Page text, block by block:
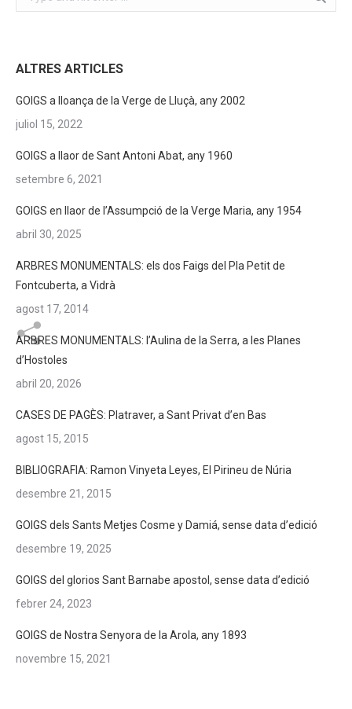
ALTRES ARTICLES
GOIGS a lloança de la Verge de Lluçà, any 2002
juliol 15, 2022
GOIGS a llaor de Sant Antoni Abat, any 1960
setembre 6, 2021
GOIGS en llaor de l’Assumpció de la Verge Maria, any 1954
abril 30, 2025
ARBRES MONUMENTALS: els dos Faigs del Pla Petit de
Fontcuberta, a Vidrà
agost 17, 2014
ARBRES MONUMENTALS: l’Aulina de la Serra, a les Planes
d’Hostoles
abril 20, 2026
CASES DE PAGÈS: Platraver, a Sant Privat d’en Bas
agost 15, 2015
BIBLIOGRAFIA: Ramon Vinyeta Leyes, El Pirineu de Núria
desembre 21, 2015
GOIGS dels Sants Metjes Cosme y Damiá, sense data d’edició
desembre 19, 2025
GOIGS del glorios Sant Barnabe apostol, sense data d’edició
febrer 24, 2023
GOIGS de Nostra Senyora de la Arola, any 1893
novembre 15, 2021